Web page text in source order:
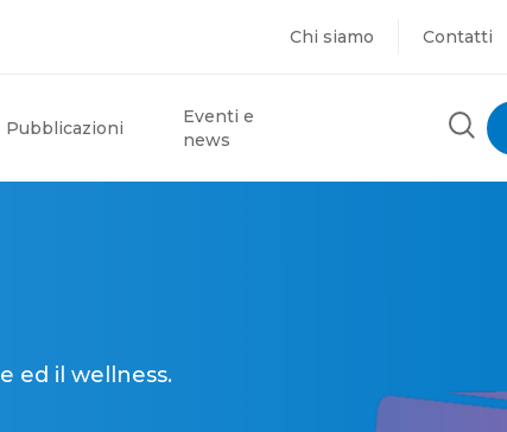
Chi siamo Contatti
Pubblicazioni
Eventi e
news
ed il wellness.